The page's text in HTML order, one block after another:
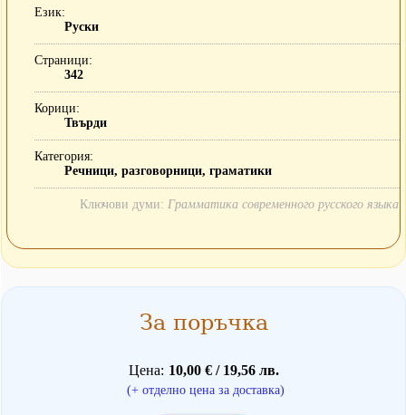
Език
Руски
Страници
342
Корици
Твърди
Категория
Речници, разговорници, граматики
Ключови думи: Грамматика современного русского языка
За поръчка
Цена 10,00 € / 19,56 лв.
(+ отделно цена за доставка)